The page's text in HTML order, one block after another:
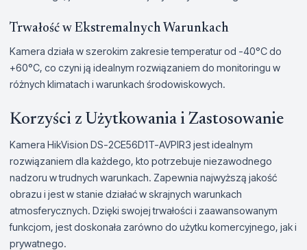
Trwałość w Ekstremalnych Warunkach
Kamera działa w szerokim zakresie temperatur od -40°C do
+60°C, co czyni ją idealnym rozwiązaniem do monitoringu w
różnych klimatach i warunkach środowiskowych.
Korzyści z Użytkowania i Zastosowanie
Kamera HikVision DS-2CE56D1T-AVPIR3 jest idealnym
rozwiązaniem dla każdego, kto potrzebuje niezawodnego
nadzoru w trudnych warunkach. Zapewnia najwyższą jakość
obrazu i jest w stanie działać w skrajnych warunkach
atmosferycznych. Dzięki swojej trwałości i zaawansowanym
funkcjom, jest doskonała zarówno do użytku komercyjnego, jak i
prywatnego.